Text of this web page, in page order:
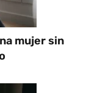
mujer sin